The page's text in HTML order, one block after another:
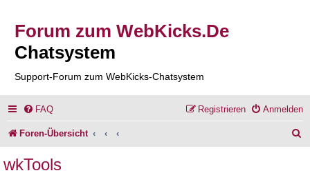
Forum zum WebKicks.De
Chatsystem
Support-Forum zum WebKicks-Chatsystem
FAQ Anmelden
Registrieren
Foren-Übersicht
wkTools